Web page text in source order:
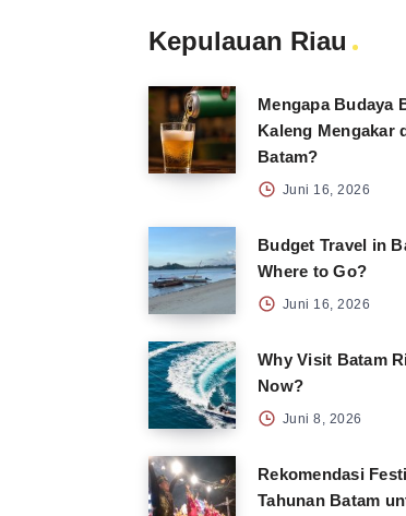
Kepulauan Riau
Mengapa Budaya
Kaleng Mengakar
Batam?
Juni 16, 2026
Budget Travel in
Where to Go?
Juni 16, 2026
Why Visit Batam
Now?
Juni 8, 2026
Rekomendasi
Tahunan Batam